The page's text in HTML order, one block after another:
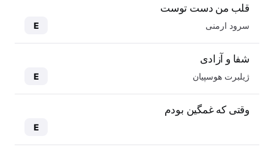
قلب من دست توست
سرود ارمنی E
شفا و آزادی
ژیلبرت هوسپیان E
وقتی که غمگین بودم
E